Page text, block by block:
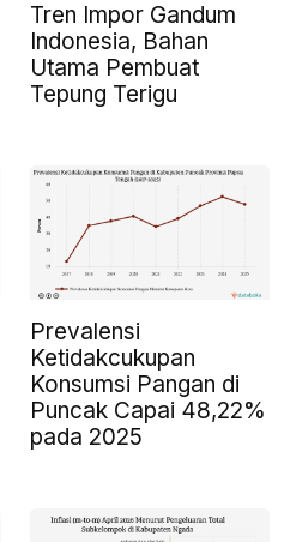
Tren Impor Gandum
Indonesia, Bahan
Utama Pembuat
Tepung Terigu
Prevalensi
Ketidakcukupan
Konsumsi Pangan di
Puncak Capai 48,22%
pada 2025